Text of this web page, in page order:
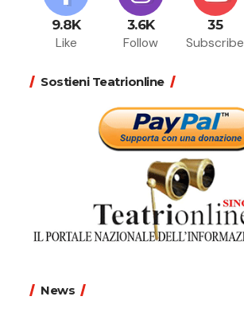
9.8K
Like
3.6K
Follow
35
Subscribe
Sostieni Teatrionline
News